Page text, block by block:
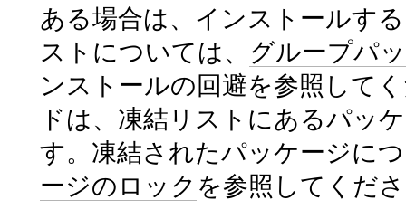
ある場合は、インストールす
ストについては、 グループパ
ンストールの回避を参照して
ドは、凍結リストにあるパッ
す。凍結されたパッケージに
ージのロック を参照してくだ